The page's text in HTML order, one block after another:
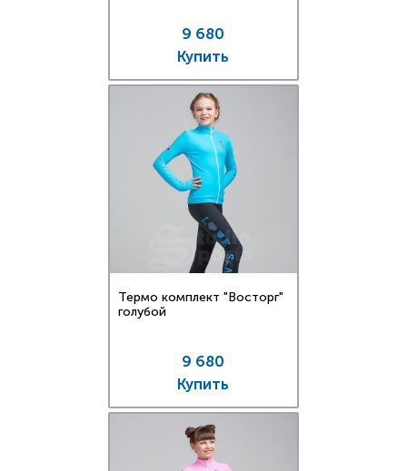
9 680
Купить
Термо комплект "Восторг"
голубой
9 680
Купить